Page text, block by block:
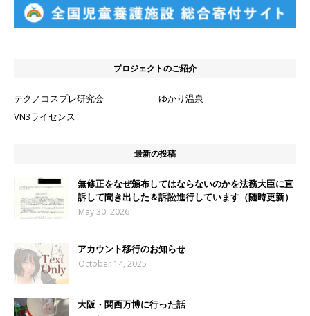
プロジェクトのご紹介
テクノコスプレ研究会
ゆかり温泉
VN3ライセンス
最新の投稿
無修正をなぜ頒布してはならないのかを法務大臣に直
訴して聞き出した＆訴訟進行しています（随時更新）
May 30, 2026
アカウント移行のお知らせ
October 14, 2025
大阪・関西万博に行った話